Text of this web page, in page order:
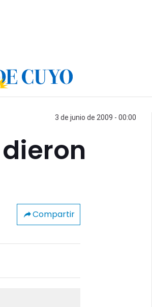
3 de junio de 2009 - 00:00
Compartir